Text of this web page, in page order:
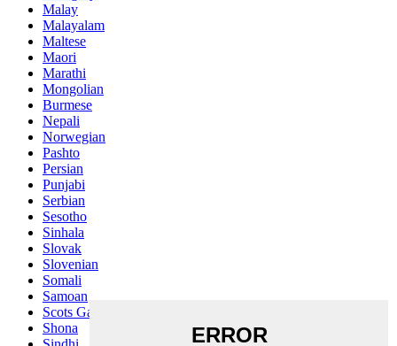
Malay
Malayalam
Maltese
Maori
Marathi
Mongolian
Burmese
Nepali
Norwegian
Pashto
Persian
Punjabi
Serbian
Sesotho
Sinhala
Slovak
Slovenian
Somali
Samoan
Scots Gaelic
Shona